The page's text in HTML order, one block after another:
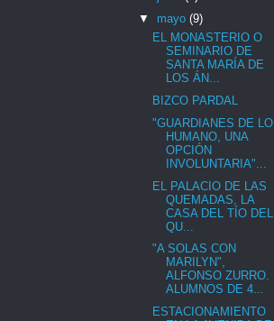
▼ mayo (9)
EL MONASTERIO O
SEMINARIO DE
SANTA MARÍA DE
LOS ÁN...
BIZCO PARDAL
"GUARDIANES DE LO
HUMANO, UNA
OPCIÓN
INVOLUNTARIA"...
EL PALACIO DE LAS
QUEMADAS, LA
CASA DEL TÍO DEL
QU...
"A SOLAS CON
MARILYN",
ALFONSO ZURRO.
ALUMNOS DE 4...
ESTACIONAMIENTO